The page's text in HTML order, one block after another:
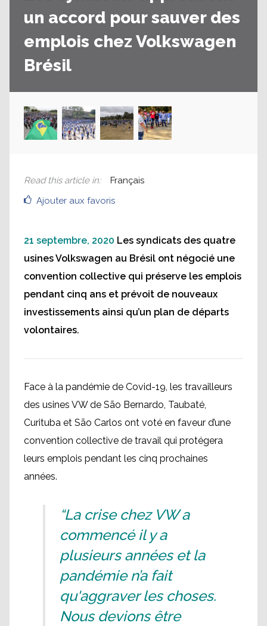
un accord pour sauver des
emplois chez Volkswagen
Brésil
Ajouter aux favoris
Read this article in: Français
21 septembre, 2020 Les syndicats des quatre
usines Volkswagen au Brésil ont négocié une
convention collective qui préserve les emplois
pendant cinq ans et prévoit de nouveaux
investissements ainsi qu’un plan de départs
volontaires.
Face à la pandémie de Covid-19, les travailleurs
des usines VW de São Bernardo, Taubaté,
Curituba et São Carlos ont voté en faveur d’une
convention collective de travail qui protégera
leurs emplois pendant les cinq prochaines
années.
“La crise chez VW a
commencé il y a
plusieurs années et la
pandémie n’a fait
qu'aggraver les choses.
Nous devions être